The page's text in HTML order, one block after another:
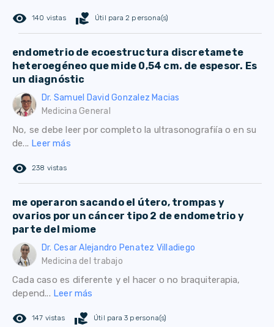
remove_red_eye 140 vistas volunteer_activism Útil para 2 persona(s)
endometrio de ecoestructura discretamete
heteroegéneo que mide 0,54 cm. de espesor. Es
un diagnóstic
Dr. Samuel David Gonzalez Macias
Medicina General
No, se debe leer por completo la ultrasonografiía o en su
de... Leer más
remove_red_eye 238 vistas
me operaron sacando el útero, trompas y
ovarios por un cáncer tipo 2 de endometrio y
parte del miome
Dr. Cesar Alejandro Penatez Villadiego
Medicina del trabajo
Cada caso es diferente y el hacer o no braquiterapia,
depend... Leer más
remove_red_eye 147 vistas volunteer_activism Útil para 3 persona(s)